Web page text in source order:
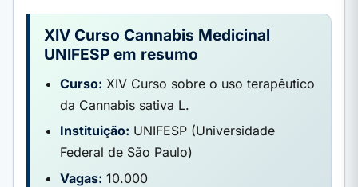
XIV Curso Cannabis Medicinal
UNIFESP em resumo
Curso: XIV Curso sobre o uso terapêutico
da Cannabis sativa L.
Instituição: UNIFESP (Universidade
Federal de São Paulo)
Vagas: 10.000